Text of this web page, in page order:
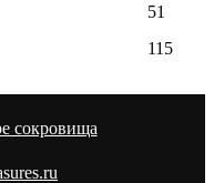
51
115
сокровища